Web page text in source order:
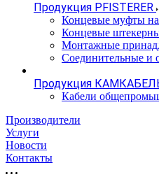
Продукция PFISTERER
Концевые муфты
Концевые
Монтажные
Соединительные и
Продукция
Кабели
Производители
Услуги
Новости
Контакты